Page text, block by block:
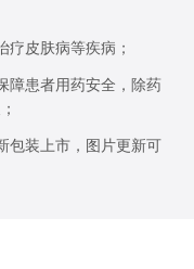
疗皮肤病等疾病；
障患者用药安全，除药
包装上市，图片更新可